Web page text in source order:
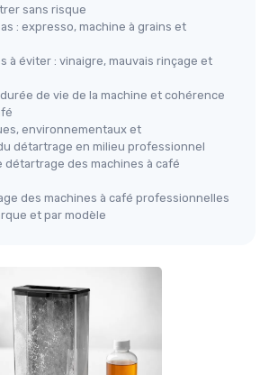
sans risque
: expresso, machine à grains et
à éviter : vinaigre, mauvais rinçage et
durée de vie de la machine et cohérence
environnementaux et
détartrage en milieu professionnel
détartrage des machines à café
des machines à café professionnelles
et par modèle